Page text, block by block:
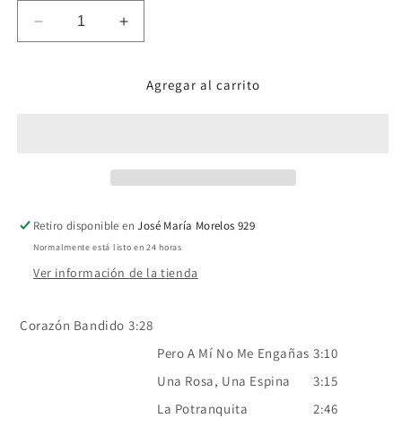
Reducir
cantidad
Aumentar
cantidad
Bronco
Agregar al carrito
Retiro disponible enJosé María Morelos 929
Normalmente está listo en 24 horas
Ver información de la tienda
Corazón Bandido 3:28
Pero A Mí No Me Engañas 3:10
Una Rosa, Una Espina
3:15
La Potranquita
2:46